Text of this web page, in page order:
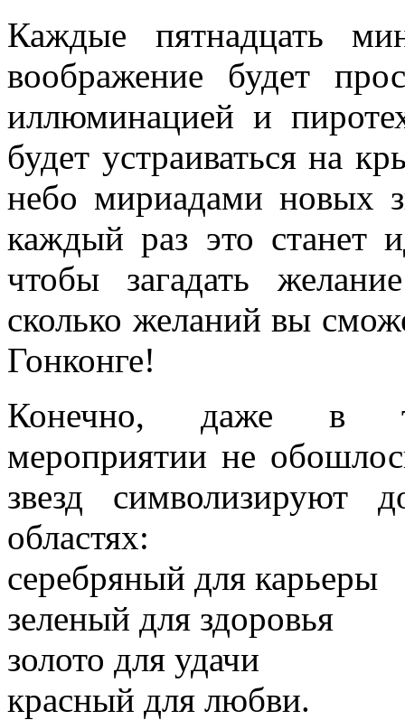
Каждые пятнадцать
воображение будет
иллюминацией и
будет устраиваться на
небо мириадами новых
каждый раз это станет
чтобы загадать
сколько желаний вы
Гонконге!
Конечно, даже в
мероприятии не
звезд символизируют
областях:
серебряный для карьеры
зеленый для здоровья
золото для удачи
красный для любви.